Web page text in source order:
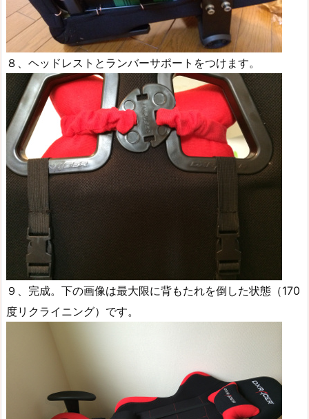
８、ヘッドレストとランバーサポートをつけます。
９、完成。下の画像は最大限に背もたれを倒した状態（170
度リクライニング）です。